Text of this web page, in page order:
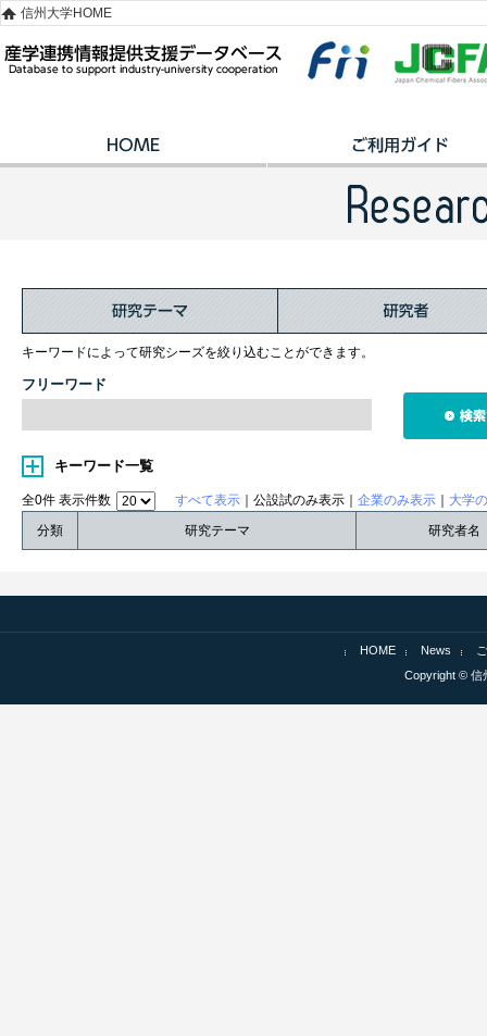
信州大学HOME
キーワードによって研究シーズを絞り込むことができます。
フリーワード
キーワード一覧
全0件 表示件数 すべて表示 ｜公設試のみ表示｜ 企業のみ表示
大学
分類
研究テーマ 研究者名
HOME News
Copyright © 信